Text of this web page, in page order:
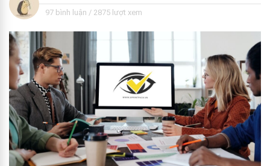
97 bình luận / 2875 lượt xem